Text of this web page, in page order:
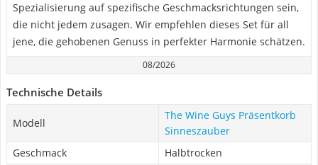
Spezialisierung auf spezifische Geschmacksrichtungen sein,
die nicht jedem zusagen. Wir empfehlen dieses Set für all
jene, die gehobenen Genuss in perfekter Harmonie schätzen.
08/2026
Technische Details
Modell
The Wine Guys Präsentkorb
Sinneszauber
Geschmack
Halbtrocken